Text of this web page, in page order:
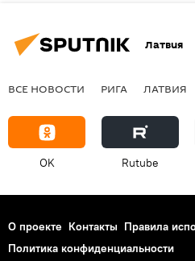
Латвия
ВСЕ НОВОСТИ РИГА ЛАТВИЯ
OK Rutube
О проекте Контакты Правила
Политика конфиденциальности